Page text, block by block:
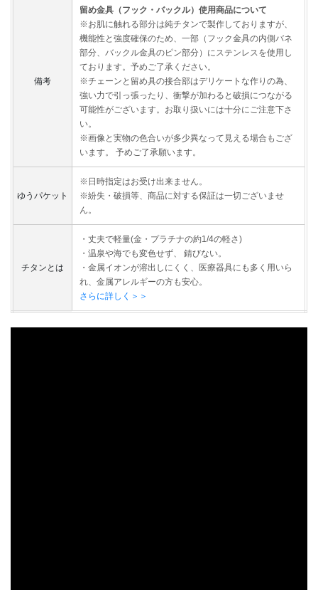
備考
留め金具（フック・バックル）使用商品について
※お肌に触れる部分は純チタンで製作しておりますが、
機能性と強度確保のため、一部（フック金具の内側バネ
部分、バックル金具のピン部分）にステンレスを使用し
ております。予めご了承ください。
※チェーンと留め具の接合部はデリケートな作りの為、
強い力で引っ張ったり、衝撃が加わると破損につながる
可能性がございます。お取り扱いには十分にご注意下さ
い。
※画像と実物の色合いが多少異なって見える場合もござ
います。 予めご了承願います。
ゆうパケット
※日時指定はお受け出来ません。
※紛失・破損等、商品に対する保証は一切ございませ
ん。
チタンとは
・丈夫で軽量(金・プラチナの約1/4の軽さ)
・温泉や海でも変色せず、 錆びない。
・金属イオンが溶出しにくく、医療器具にも多く用いら
れ、金属アレルギーの方も安心。
さらに詳しく＞＞